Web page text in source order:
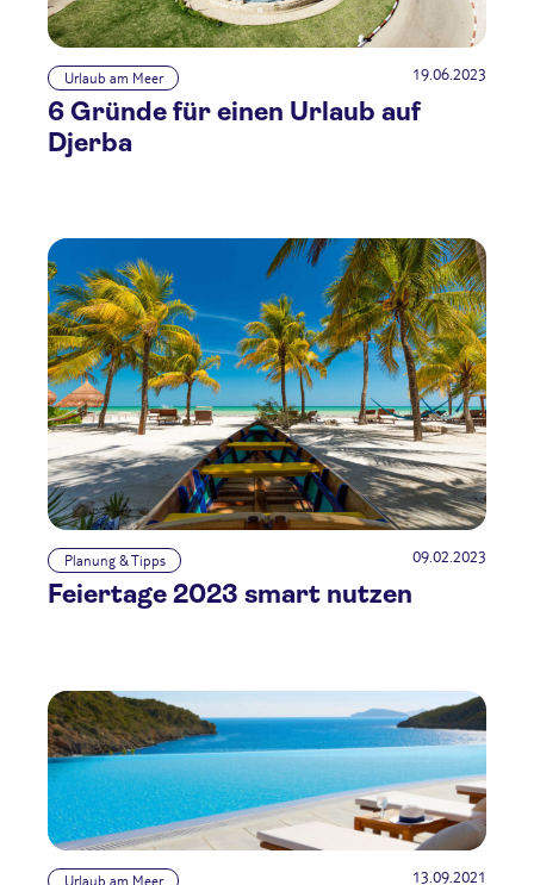
Urlaub am Meer 19.06.2023
6 Gründe für einen Urlaub auf
Djerba
Planung & Tipps 09.02.2023
Feiertage 2023 smart nutzen
Urlaub am Meer 13.09.2021